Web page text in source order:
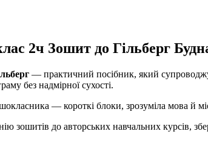
2ч Зошит до Гільберг
— практичний посібник, який
без надмірної сухості.
— короткі блоки, зрозуміла мова й
зошитів до авторських навчальних курсів,